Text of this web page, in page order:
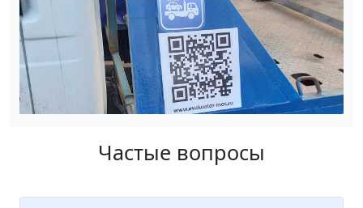
Частые вопросы